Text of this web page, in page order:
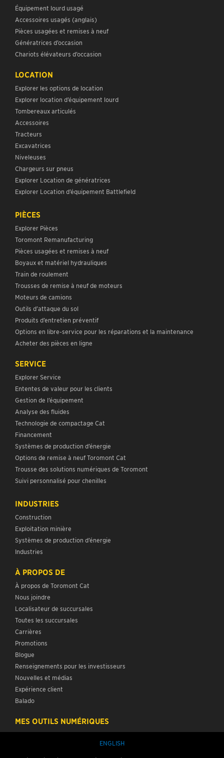
Équipement lourd usagé
Accessoires usagés (anglais)
Pièces usagées et remises à neuf
Génératrices d’occasion
Chariots élévateurs d’occasion
LOCATION
Explorer les options de location
Explorer location d’équipement lourd
Tombereaux articulés
Accessoires
Tracteurs
Excavatrices
Niveleuses
Chargeurs sur pneus
Explorer Location de génératrices
Explorer Location d’équipement Battlefield
PIÈCES
Explorer Pièces
Toromont Remanufacturing
Pièces usagées et remises à neuf
Boyaux et matériel hydrauliques
Train de roulement
Trousses de remise à neuf de moteurs
Moteurs de camions
Outils d’attaque du sol
Produits d’entretien préventif
Options en libre-service pour les réparations et la maintenance
Acheter des pièces en ligne
SERVICE
Explorer Service
Ententes de valeur pour les clients
Gestion de l’équipement
Analyse des fluides
Technologie de compactage Cat
Financement
Systèmes de production d’énergie
Options de remise à neuf Toromont Cat
Trousse des solutions numériques de Toromont
Suivi personnalisé pour chenilles
INDUSTRIES
Construction
Exploitation minière
Systèmes de production d’énergie
Industries
À PROPOS DE
À propos de Toromont Cat
Nous joindre
Localisateur de succursales
Toutes les succursales
Carrières
Promotions
Blogue
Renseignements pour les investisseurs
Nouvelles et médias
Expérience client
Balado
MES OUTILS NUMÉRIQUES
ENGLISH